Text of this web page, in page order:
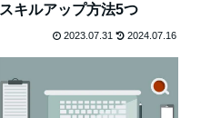
スキルアップ方法5つ
2023.07.31 2024.07.16